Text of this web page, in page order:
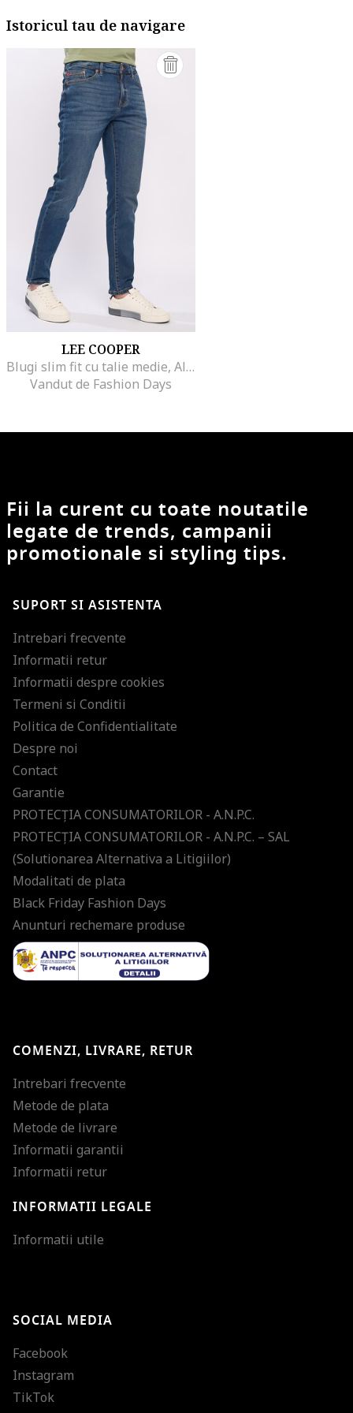
Istoricul tau de navigare
LEE COOPER
Blugi slim fit cu talie medie, Albastru inchis
Vandut de Fashion Days
Fii la curent cu toate noutatile
legate de trends, campanii
promotionale si styling tips.
SUPORT SI ASISTENTA
Intrebari frecvente
Informatii retur
Informatii despre cookies
Termeni si Conditii
Politica de Confidentialitate
Despre noi
Contact
Garantie
PROTECŢIA CONSUMATORILOR - A.N.P.C.
PROTECŢIA CONSUMATORILOR - A.N.P.C. – SAL
(Solutionarea Alternativa a Litigiilor)
Modalitati de plata
Black Friday Fashion Days
Anunturi rechemare produse
COMENZI, LIVRARE, RETUR
Intrebari frecvente
Metode de plata
Metode de livrare
Informatii garantii
Informatii retur
INFORMATII LEGALE
Informatii utile
SOCIAL MEDIA
Facebook
Instagram
TikTok